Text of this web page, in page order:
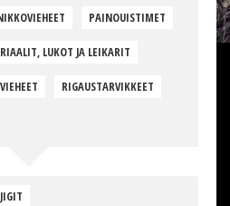
PAINOUISTIMET
LUKOT JA LEIKARIT
RIGAUSTARVIKKEET